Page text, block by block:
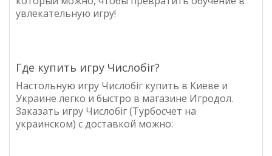
увлекательную игру!
Где купить игру Числобіг?
Настольную игру Числобіг купить в Киеве и
Украине легко и быстро в магазине Игродол.
Заказать игру Числобіг (Турбосчет на
украинском) с доставкой можно: